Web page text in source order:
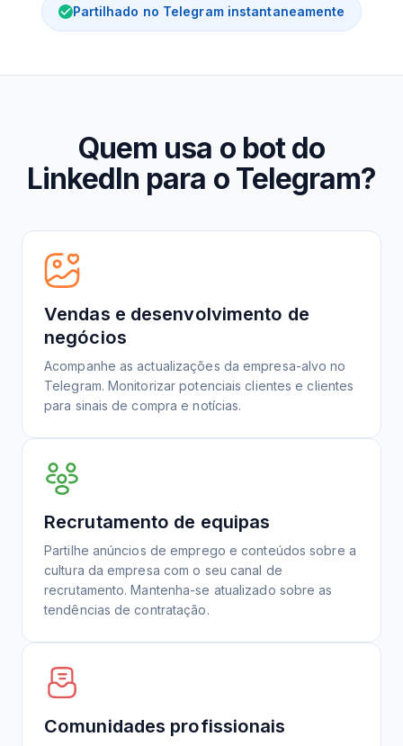
Partilhado no Telegram instantaneamente
Quem usa o bot do
LinkedIn para o Telegram?
Vendas e desenvolvimento de
negócios
Acompanhe as actualizações da empresa-alvo no
Telegram. Monitorizar potenciais clientes e clientes
para sinais de compra e notícias.
Recrutamento de equipas
Partilhe anúncios de emprego e conteúdos sobre a
cultura da empresa com o seu canal de
recrutamento. Mantenha-se atualizado sobre as
tendências de contratação.
Comunidades profissionais